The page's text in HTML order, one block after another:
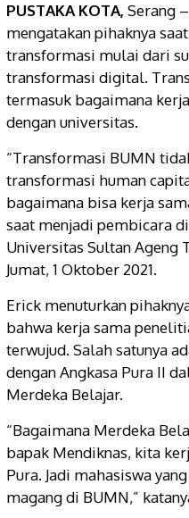
PUSTAKA KOTA, Serang
mengatakan pihaknya
transformasi mulai dari
transformasi digital.
termasuk bagaimana
dengan universitas.
“Transformasi BUMN
transformasi human
bagaimana bisa kerja
saat menjadi pembicara
Universitas Sultan Ageng
Jumat, 1 Oktober 2021.
Erick menuturkan
bahwa kerja sama
terwujud. Salah satunya
dengan Angkasa Pura II
Merdeka Belajar.
“Bagaimana Merdeka
bapak Mendiknas, kita
Pura. Jadi mahasiswa
magang di BUMN,”